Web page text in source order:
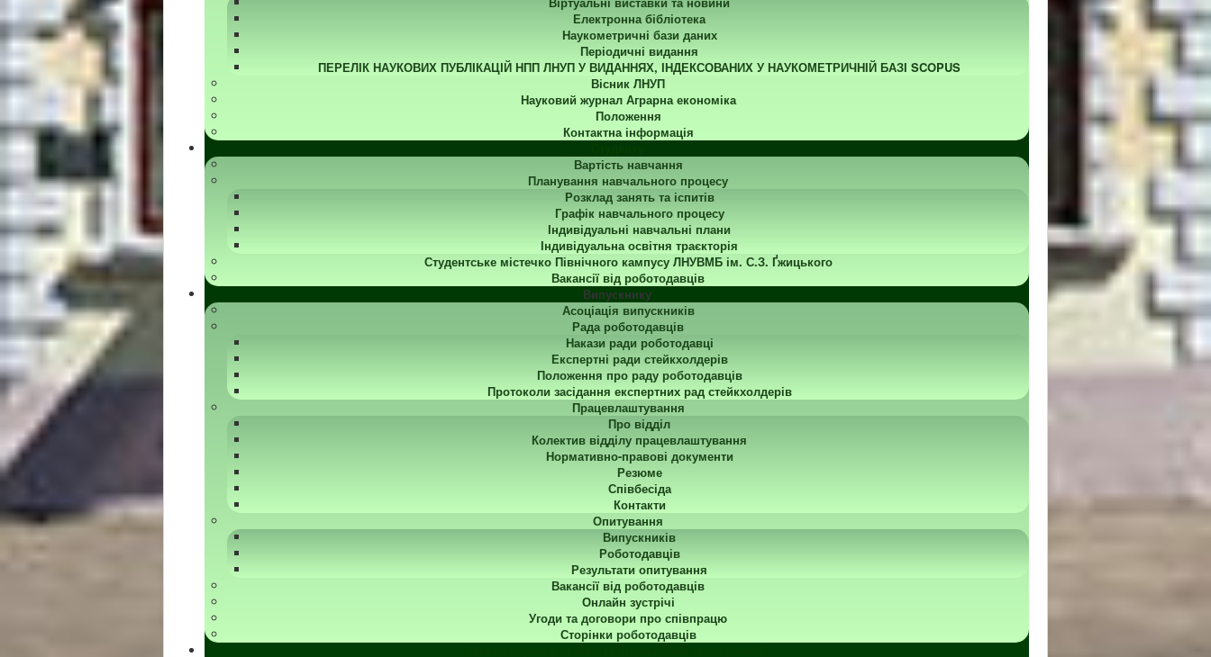
Електронна бібліотека
Наукометричні бази даних
Періодичні видання
ПЕРЕЛІК НАУКОВИХ ПУБЛІКАЦІЙ НПП ЛНУП У ВИДАННЯХ, ІНДЕКСОВАНИХ У НАУКОМЕТРИЧНІЙ БАЗІ SCOPUS
Вісник ЛНУП
Науковий журнал Аграрна економіка
Положення
Контактна інформація
Вартість навчання
Планування навчального процесу
Розклад занять та іспитів
Графік навчального процесу
Індивідуальні навчальні плани
Індивідуальна освітня траєкторія
Студентське містечко Північного кампусу ЛНУВМБ ім. С.З. Ґжицького
Вакансії від роботодавців
Випускнику
Асоціація випускників
Рада роботодавців
Накази ради роботодавці
Експертні ради стейкхолдерів
Положення про раду роботодавців
Протоколи засідання експертних рад стейкхолдерів
Працевлаштування
Про відділ
Колектив відділу працевлаштування
Нормативно-правові документи
Резюме
Співбесіда
Контакти
Опитування
Випускників
Роботодавців
Результати опитування
Вакансії від роботодавців
Онлайн зустрічі
Угоди та договори про співпрацю
Сторінки роботодавців